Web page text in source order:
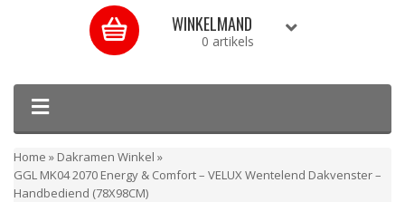
WINKELMAND
0 artikels
Home » Dakramen Winkel »
GGL MK04 2070 Energy & Comfort – VELUX Wentelend Dakvenster –
Handbediend (78X98CM)